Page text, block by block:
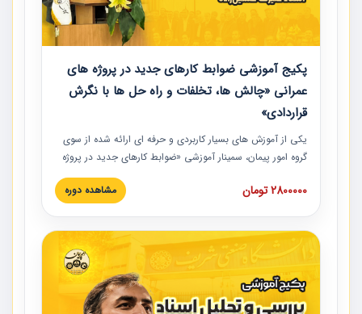
پکیج آموزشی ضوابط کارهای جدید در پروژه های
عمرانی «چالش ها، تخلفات و راه حل ها با نگرش
قراردادی»
یکی از آموزش‏‏‏‏‏‏ های بسیار کاربردی و حرفه‏ ای ارائه شده از سوی
گروه امور پیمان، سمینار آموزشی «ضوابط کارهای جدید در پروژه
های عمرانی» چالش ها، تخلفات و راه حل ها با نگرش قراردادی
است که در محل سندیکای شرکت های ساختمانی کشور ارائه شد.
مدارک پیمان به همراه تجربیات عملی ارائه شده است.
2800000 تومان مشاهده دوره